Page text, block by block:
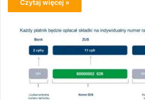
Czytaj więcej »